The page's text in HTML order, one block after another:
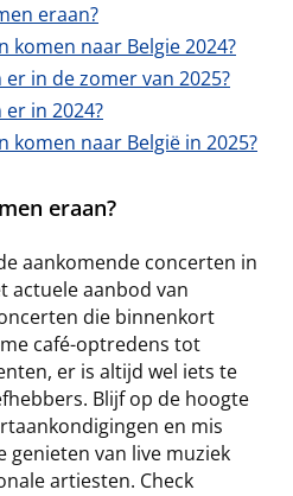
eraan?
komen naar Belgie 2024?
in de zomer van 2025?
in 2024?
komen naar België in 2025?
eraan?
aankomende concerten in
actuele aanbod van
die binnenkort
café-optredens tot
er is altijd wel iets te
Blijf op de hoogte
en mis
genieten van live muziek
artiesten. Check